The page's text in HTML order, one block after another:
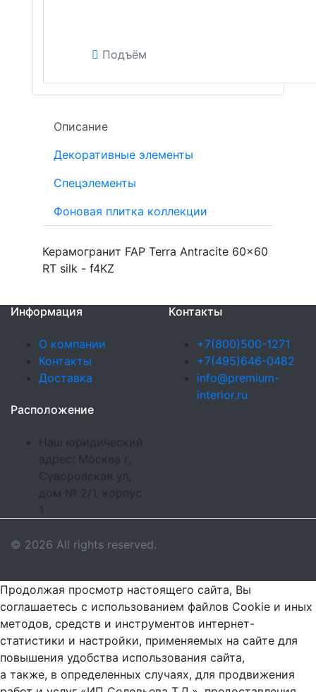
Подъём
Описание
Декоративные элементы
Спецэлементы
Фоновая плитка коллекции
Керамогранит FAP Terra Antracite 60x60
RT silk - f4KZ
Информация
О компании
Контакты
Доставка
Контакты
+7(800)500-1271
+7(495)646-0482
info@premium-
interior.ru
Расположение
Наш юридический
адрес: Москва г,
Суворовская ул,
дом № 2/1, корпус
© 2026 All rights reserved.
Продолжая просмотр настоящего сайта, Вы
соглашаетесь с использованием файлов Cookie и иных
методов, средств и инструментов интернет-
статистики и настройки, применяемых на сайте для
повышения удобства использования сайта,
а также, в определенных случаях, для продвижения